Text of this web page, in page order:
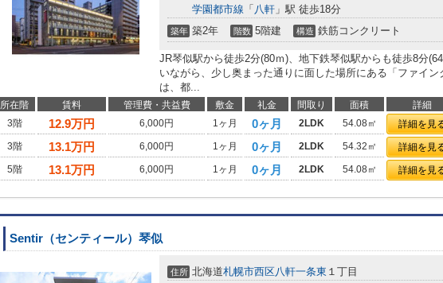
学園都市線 「 八軒 」駅 徒歩18分
築年 築2年 階数 5階建 構造 鉄筋コンクリート
JR琴似駅から徒歩2分(80ｍ)、地下鉄琴似駅からも徒歩8分
いながら、少し奥まった通りに面した場所にある「ファイン
は、都...
所在階 賃料 管理費・共益費 敷金 礼金 間取り 面積 詳細
3階
12.9万円 6,000円 1ヶ月 0ヶ月 2LDK 54.08㎡ 詳細を見
3階
13.1万円 6,000円 1ヶ月 0ヶ月 2LDK 54.32㎡ 詳細を見
5階
13.1万円 6,000円 1ヶ月 0ヶ月 2LDK 54.08㎡ 詳細を見
Sentir（センティール）琴似
住所 北海道札幌市西区八軒一条東 １丁目